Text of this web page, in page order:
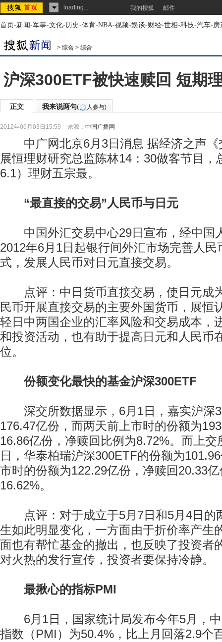
loading... 我的搜狐 邮件
首页-新闻-军事-文化-历史-体育-NBA-视频-娱谈-财经-世相-科技-汽车-房
> 综合 > 综合
沪深300ETF被快速赎回 短期
正文 我来说两句( 人参与)
2012年06月03日15:59 来源： 中国广播网
中广网北京6月3日消息 据经济之声《
展恒理财研究总监陈林14：30做客节目，
6.1）理财五宗最。
“最直接的交易”人民币与日元
中国外汇交易中心29日宣布，经中国
2012年6月1日起银行间外汇市场完善人民
式，发展人民币对日元直接交易。
点评：中日货币直接交易，使日元成
民币开展直接交易的主要外国货币，展恒
轻日中两国企业的汇率风险和交易成本，
和投资活动，也有助于提高日元和人民币
位。
份额变化最快的基金沪深300ETF
深交所数据显示，6月1日，嘉实沪深
176.47亿份，而两天前上市时的份额为
16.86亿份，净赎回比例为8.72%。而上交
日，华泰柏瑞沪深300ETF的份额为
市时的份额为122.29亿份，净赎回20.33
16.62%。
点评：对于成立于5月7日和5月4日的
生如此明显变化，一方面由于折价率产生
面也有帮忙基金的撤出，也反映了投资者
对火热的发行宣传，投资者要保持冷静。
最揪心的指标PMI
6月1日，国家统计局发布今年5月，中
指数（PMI）为50.4%，比上月回落2.9个